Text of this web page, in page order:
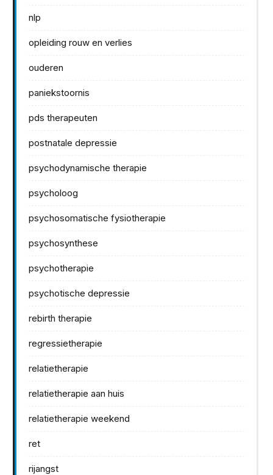
nlp
opleiding rouw en verlies
ouderen
paniekstoornis
pds therapeuten
postnatale depressie
psychodynamische therapie
psycholoog
psychosomatische fysiotherapie
psychosynthese
psychotherapie
psychotische depressie
rebirth therapie
regressietherapie
relatietherapie
relatietherapie aan huis
relatietherapie weekend
ret
rijangst